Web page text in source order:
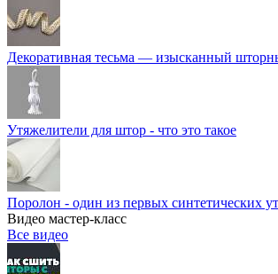
Декоративная тесьма — изысканный
Утяжелители для штор - что это такое
Поролон - один из первых синтетических
Видео мастер-класс
Все видео